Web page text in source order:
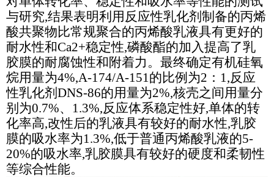
与研究,结果表明利用反应性乳化剂制备的丙烯
酸共聚物比常规聚合的丙烯酸乳液具有更好的
耐水性和Ca2+稳定性,磷酸酯的加入提高了乳
胶膜的耐腐蚀性和附着力。最终确定有机硅氧
烷用量为4%,A-174/A-151的比例为2：1,反应
性乳化剂DNS-86的用量为2%,核壳之间用量分
别为0.7%、1.3%,反应体系稳定性好,单体的转
化率高,改性后的乳液具有较好的耐水性,乳胶
膜的吸水率为1.3%,低于普通丙烯酸乳液的5-
20%的吸水率,乳胶膜具有较好的硬度和柔韧性
等综合性能。